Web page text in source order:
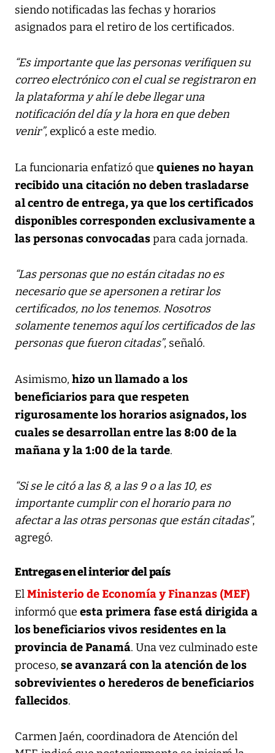
siendo notificadas las fechas y horarios
asignados para el retiro de los certificados.
“Es importante que las personas verifiquen su
correo electrónico con el cual se registraron en
la plataforma y ahí le debe llegar una
notificación del día y la hora en que deben
venir”, explicó a este medio.
La funcionaria enfatizó que quienes no hayan
recibido una citación no deben trasladarse
al centro de entrega, ya que los certificados
disponibles corresponden exclusivamente a
las personas convocadaspara cada jornada.
“Las personas que no están citadas no es
necesario que se apersonen a retirar los
certificados, no los tenemos. Nosotros
solamente tenemos aquí los certificados de las
personas que fueron citadas”, señaló.
Asimismo, hizo un llamado a los
beneficiarios para que respeten
rigurosamente los horarios asignados, los
cuales se desarrollan entre las 8:00 de la
mañana y la 1:00 de la tarde.
“Si se le citó a las 8, a las 9 o a las 10, es
importante cumplir con el horario para no
afectar a las otras personas que están citadas”,
agregó.
Entregas en el interior del país
ElMinisterio de Economía y Finanzas (MEF)
informó que esta primera fase está dirigida a
los beneficiarios vivos residentes en la
provincia de Panamá. Una vez culminado este
proceso, se avanzará con la atención de los
sobrevivientes o herederos de beneficiarios
fallecidos.
Carmen Jaén, coordinadora de Atención del